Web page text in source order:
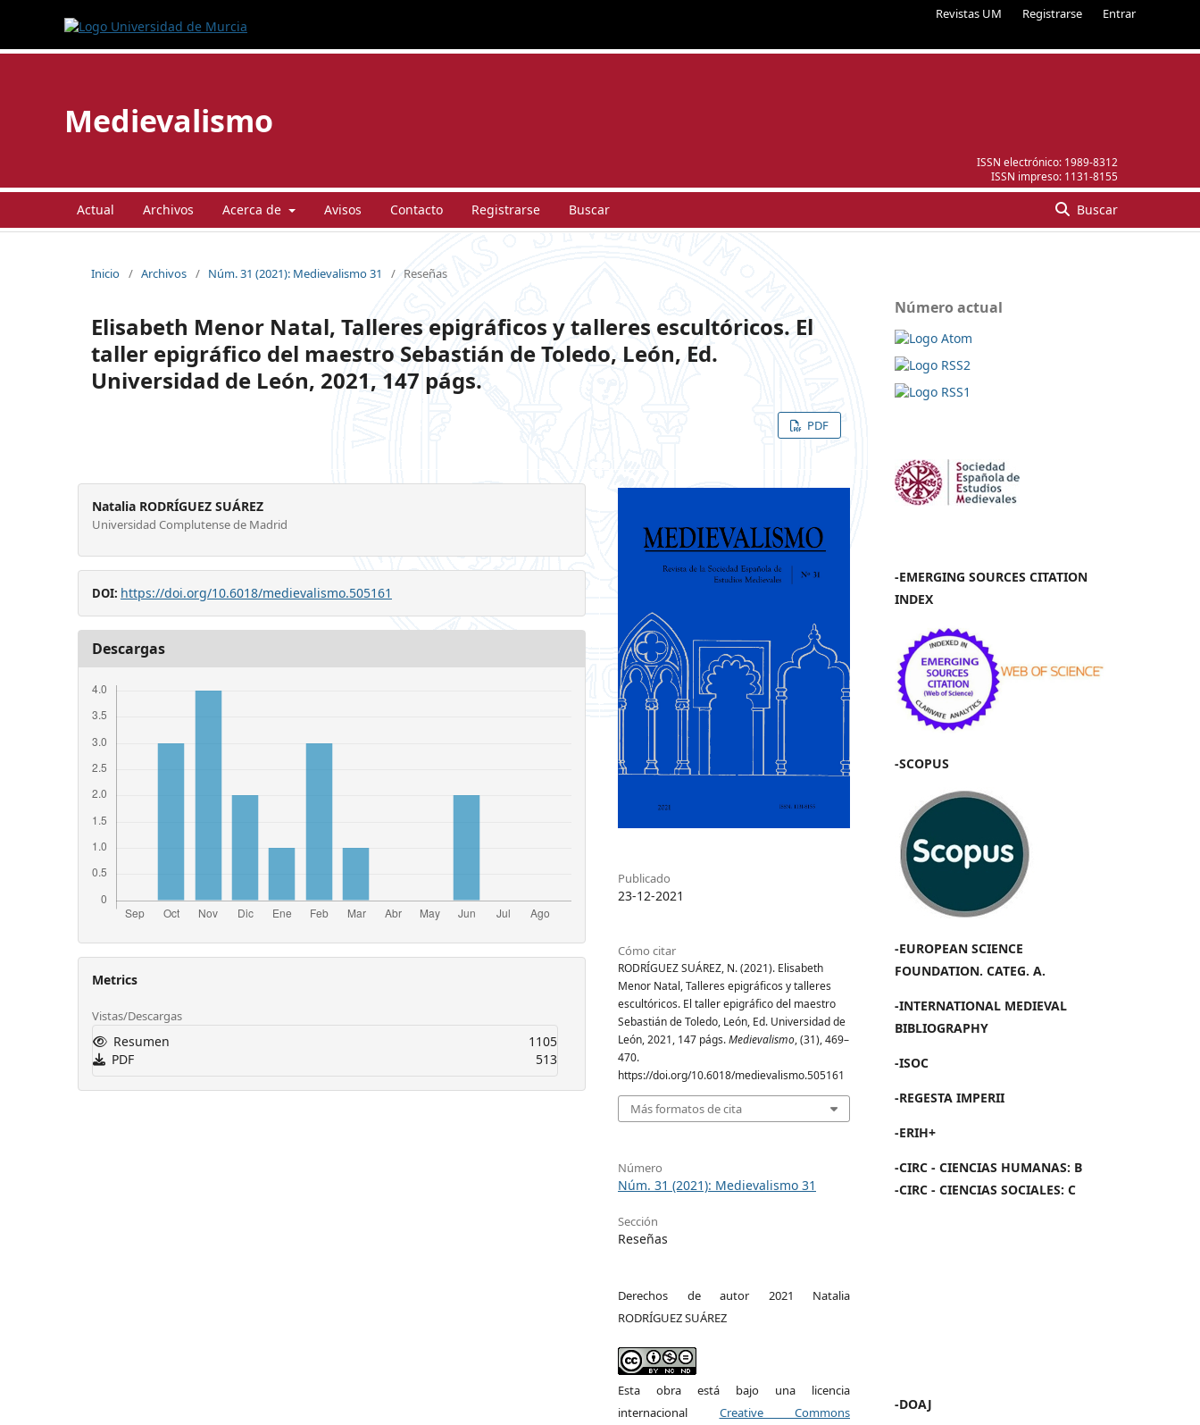
Revistas UM Registrarse Entrar
ISSN electrónico: 1989-8312
ISSN impreso: 1131-8155
Medievalismo
Actual Archivos Acerca de Avisos Contacto Registrarse Buscar Buscar
Inicio / Archivos / Núm. 31 (2021): Medievalismo 31 / Reseñas
Elisabeth Menor Natal, Talleres epigráficos y talleres escultóricos. El
taller epigráfico del maestro Sebastián de Toledo, León, Ed.
Universidad de León, 2021, 147 págs.
PDF
Natalia RODRÍGUEZ SUÁREZ
Universidad Complutense de Madrid
DOI: https://doi.org/10.6018/medievalismo.505161
Descargas
Metrics
Vistas/Descargas
Resumen
1105
PDF
513
Publicado
23-12-2021
Cómo citar
RODRÍGUEZ SUÁREZ, N. (2021). Elisabeth
Menor Natal, Talleres epigráficos y talleres
escultóricos. El taller epigráfico del maestro
Sebastián de Toledo, León, Ed. Universidad de
León, 2021, 147 págs.Medievalismo, (31), 469–
470.
https://doi.org/10.6018/medievalismo.505161
Más formatos de cita
Número
Núm. 31 (2021): Medievalismo 31
Sección
Reseñas
Derechos de autor 2021 Natalia
RODRÍGUEZ SUÁREZ
Esta obra está bajo una licencia
internacional Creative Commons
Número actual
-EMERGING SOURCES CITATION
INDEX
-SCOPUS
-EUROPEAN SCIENCE
FOUNDATION. CATEG. A.
-INTERNATIONAL MEDIEVAL
BIBLIOGRAPHY
-ISOC
-REGESTA IMPERII
-ERIH+
-CIRC - CIENCIAS HUMANAS: B
-CIRC - CIENCIAS SOCIALES: C
-DOAJ